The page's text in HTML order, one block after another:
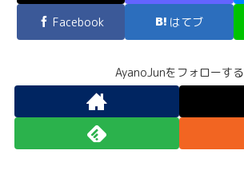
Facebook はてブ
AyanoJunをフォローする